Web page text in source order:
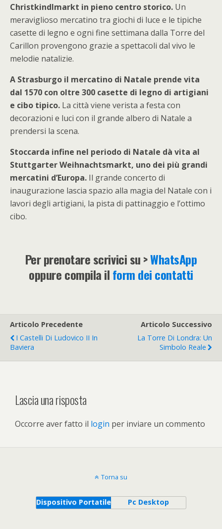
Christkindlmarkt in pieno centro storico. Un
meraviglioso mercatino tra giochi di luce e le tipiche
casette di legno e ogni fine settimana dalla Torre del
Carillon provengono grazie a spettacoli dal vivo le
melodie natalizie.
A Strasburgo il mercatino di Natale prende vita
dal 1570 con oltre 300 casette di legno di artigiani
e cibo tipico. La città viene verista a festa con
decorazioni e luci con il grande albero di Natale a
prendersi la scena.
Stoccarda infine nel periodo di Natale dà vita al
Stuttgarter Weihnachtsmarkt, uno dei più grandi
mercatini d’Europa. Il grande concerto di
inaugurazione lascia spazio alla magia del Natale con i
lavori degli artigiani, la pista di pattinaggio e l’ottimo
cibo.
Per prenotare scrivici su >WhatsApp
oppure compila ilform dei contatti
Articolo Precedente
I Castelli Di Ludovico II In
Baviera
Articolo Successivo
La Torre Di Londra: Un
Simbolo Reale
Lascia una risposta
Occorre aver fatto il login per inviare un commento
Torna su
Dispositivo Portatile Pc Desktop